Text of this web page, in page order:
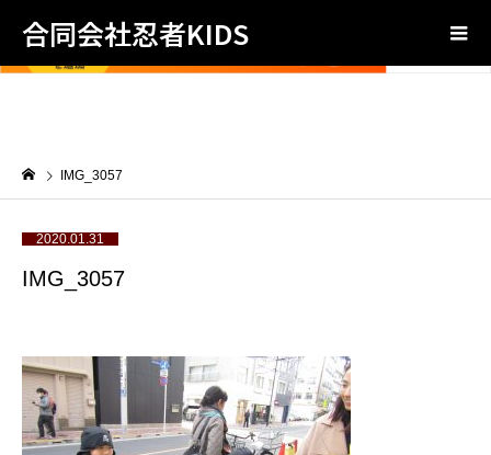
合同会社忍者KIDS
IMG_3057
2020.01.31
IMG_3057